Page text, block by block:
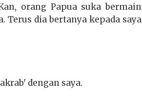
orang Papua suka bermain
dia bertanya kepada saya
dengan saya.